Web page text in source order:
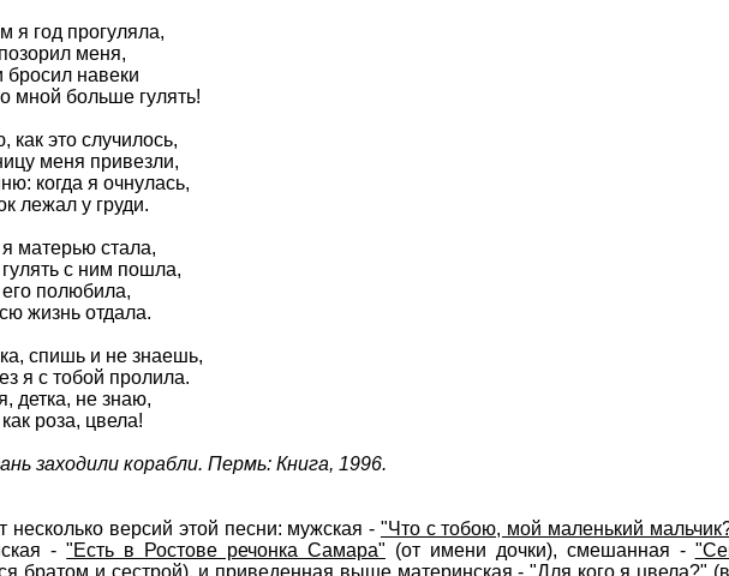
я год прогуляла,
меня,
бросил навеки
мной больше гулять!
это случилось,
меня привезли,
когда я очнулась,
лежал у груди.
матерью стала,
с ним пошла,
полюбила,
жизнь отдала.
спишь и не знаешь,
я с тобой пролила.
детка, не знаю,
роза, цвела!
заходили корабли. Пермь: Книга, 1996.
несколько версий этой песни: мужская - "Что с тобою, мой маленький
-"Есть в Ростове речонка Самара" (от имени дочки), смешанная -
братом и сестрой), и приведенная выше материнская - "Для кого я цвела?"